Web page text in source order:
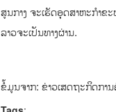
ສູນກາງ ຈະເຮັດອຸດສາຫະກຳຂ
ລາວຈະເປັນທາງຜ່ານ.
ຂໍ້ມູນຈາກ: ຂ່າວເສດຖະກິດການ